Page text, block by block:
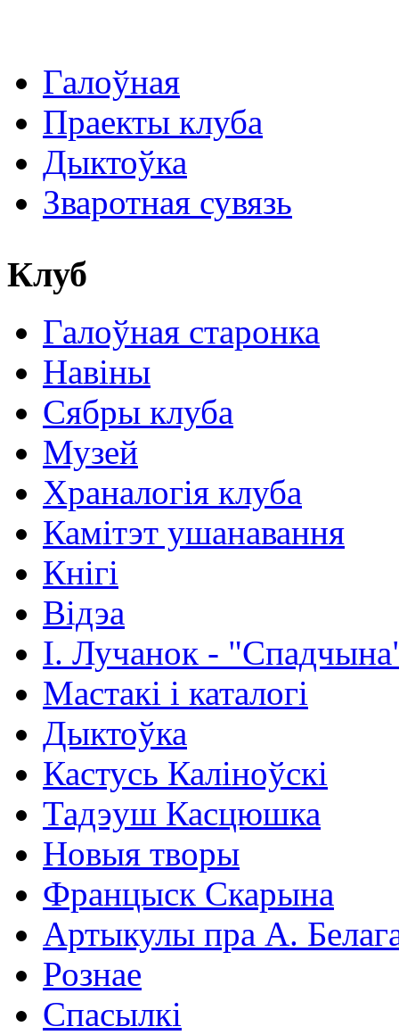
Галоўная
Праекты клуба
Дыктоўка
Зваротная сувязь
Клуб
Галоўная старонка
Навіны
Сябры клуба
Музей
Храналогія клуба
Камітэт ушанавання
Кнігі
Відэа
І. Лучанок -
Мастакі i каталогi
Дыктоўка
Кастусь Каліноўскі
Тадэуш Касцюшка
Новыя творы
Францыск Скарына
Артыкулы пра А.
Рознае
Спасылкі